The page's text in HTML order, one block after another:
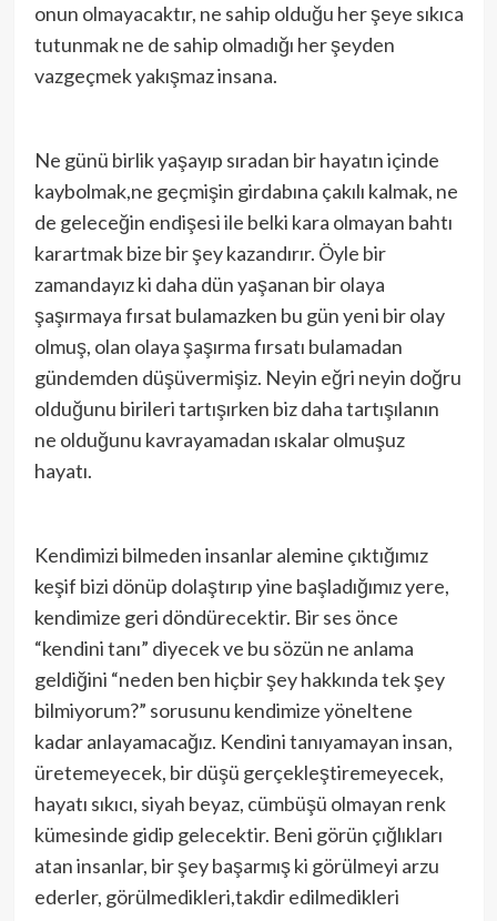
onun olmayacaktır, ne sahip olduğu her şeye sıkıca
tutunmak ne de sahip olmadığı her şeyden
vazgeçmek yakışmaz insana.
Ne günü birlik yaşayıp sıradan bir hayatın içinde
kaybolmak,ne geçmişin girdabına çakılı kalmak, ne
de geleceğin endişesi ile belki kara olmayan bahtı
karartmak bize bir şey kazandırır. Öyle bir
zamandayız ki daha dün yaşanan bir olaya
şaşırmaya fırsat bulamazken bu gün yeni bir olay
olmuş, olan olaya şaşırma fırsatı bulamadan
gündemden düşüvermişiz. Neyin eğri neyin doğru
olduğunu birileri tartışırken biz daha tartışılanın
ne olduğunu kavrayamadan ıskalar olmuşuz
hayatı.
Kendimizi bilmeden insanlar alemine çıktığımız
keşif bizi dönüp dolaştırıp yine başladığımız yere,
kendimize geri döndürecektir. Bir ses önce
“kendini tanı” diyecek ve bu sözün ne anlama
geldiğini “neden ben hiçbir şey hakkında tek şey
bilmiyorum?” sorusunu kendimize yöneltene
kadar anlayamacağız. Kendini tanıyamayan insan,
üretemeyecek, bir düşü gerçekleştiremeyecek,
hayatı sıkıcı, siyah beyaz, cümbüşü olmayan renk
kümesinde gidip gelecektir. Beni görün çığlıkları
atan insanlar, bir şey başarmış ki görülmeyi arzu
ederler, görülmedikleri,takdir edilmedikleri